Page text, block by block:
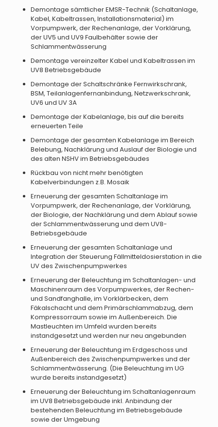
Demontage sämtlicher EMSR-Technik (Schaltanlage,
Kabel, Kabeltrassen, Installationsmaterial) im
Vorpumpwerk, der Rechenanlage, der Vorklärung,
der UV5 und UV9 Faulbehälter sowie der
Schlammentwässerung
Demontage vereinzelter Kabel und Kabeltrassen im
UV8 Betriebsgebäude
Demontage der Schaltschränke Fernwirkschrank,
BSM, Teilanlagenfernanbindung, Netzwerkschrank,
UV6 und UV 3A
Demontage der Kabelanlage, bis auf die bereits
erneuerten Teile
Demontage der gesamten Kabelanlage im Bereich
Belebung, Nachklärung und Auslauf der Biologie und
des alten NSHV im Betriebsgebäudes
Rückbau von nicht mehr benötigten
Kabelverbindungen z.B. Mosaik
Erneuerung der gesamten Schaltanlage im
Vorpumpwerk, der Rechenanlage, der Vorklärung,
der Biologie, der Nachklärung und dem Ablauf sowie
der Schlammentwässerung und dem UV8-
Betriebsgebäude
Erneuerung der gesamten Schaltanlage und
Integration der Steuerung Fällmitteldosierstation in die
UV des Zwischenpumpwerkes
Erneuerung der Beleuchtung im Schaltanlagen- und
Maschinenraum des Vorpumpwerkes, der Rechen-
und Sandfanghalle, im Vorklärbecken, dem
Fäkalschacht und dem Primärschlammabzug, dem
Kompressorraum sowie im Außenbereich. Die
Mastleuchten im Umfeld wurden bereits
instandgesetzt und werden nur neu angebunden
Erneuerung der Beleuchtung im Erdgeschoss und
Außenbereich des Zwischenpumpwerkes und der
Schlammentwässerung. (Die Beleuchtung im UG
wurde bereits instandgesetzt)
Erneuerung der Beleuchtung im Schaltanlagenraum
im UV8 Betriebsgebäude inkl. Anbindung der
bestehenden Beleuchtung im Betriebsgebäude
sowie der Umgebung